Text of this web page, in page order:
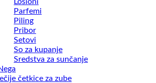
Parfemi
Piling
Pribor
Setovi
So za kupanje
Sredstva za sunčanje
četkice za zube